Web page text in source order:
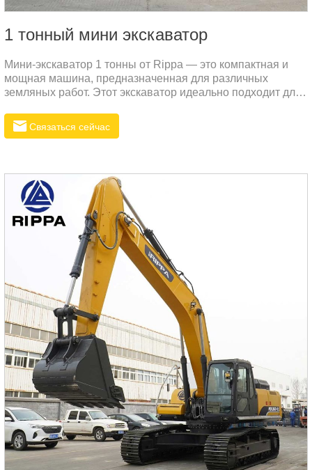
1 тонный мини экскаватор
Мини-экскаватор 1 тонны от Rippa — это компактная и
мощная машина, предназначенная для различных
земляных работ. Этот экскаватор идеально подходит для
строительство или сельское хозяйство. Высокая
эффективность и надежность делают его превосходным
высокого качества по конкурентоспособным ценам.
Связаться сейчас